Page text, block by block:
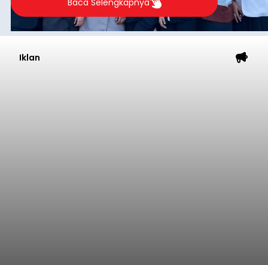
Baca Selengkapnya
Iklan